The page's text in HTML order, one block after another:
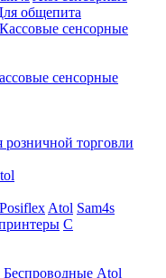
общепита
Кассовые сенсорные
сенсорные
розничной торговли
Posiflex Atol Sam4s
С
Беспроводные Atol